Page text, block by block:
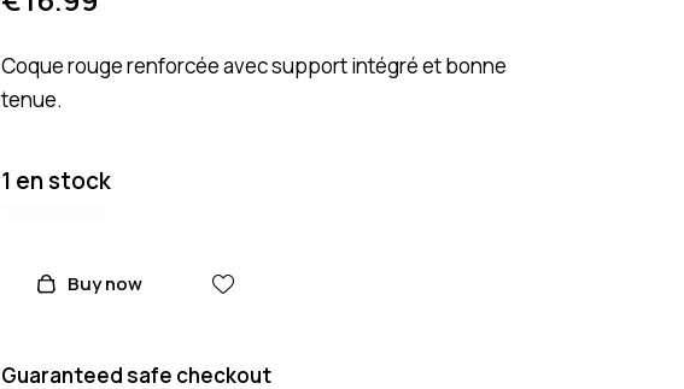
Coque rouge renforcée avec support intégré et bonne
tenue.
1 en stock
Buy now
Guaranteed safe checkout